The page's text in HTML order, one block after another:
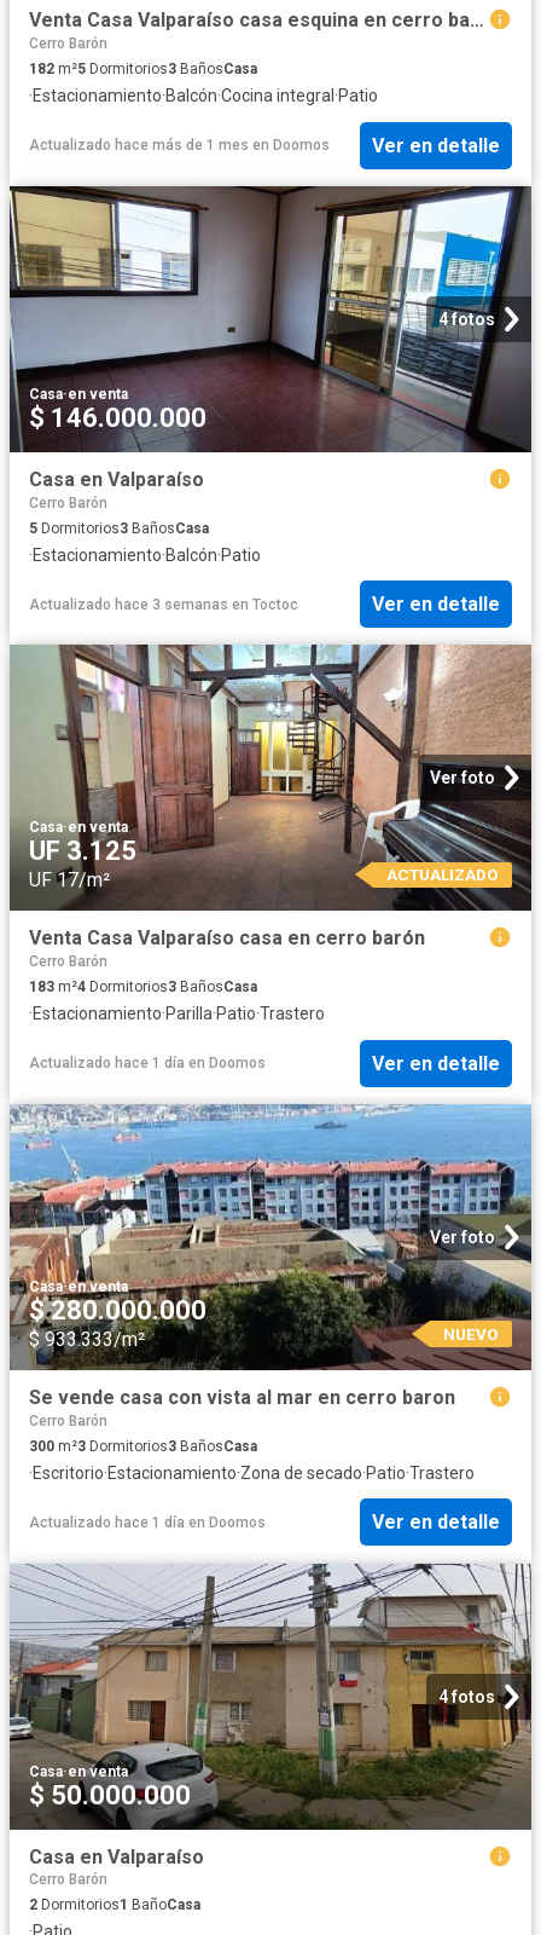
Venta Casa Valparaíso casa esquina en cerro barón
Cerro Barón
182 m²5 Dormitorios3 BañosCasa
·Estacionamiento·Balcón·Cocina integral ·Patio
Actualizado hace más de 1 mes en Doomos Ver en detalle
4 fotos
Casa·en venta
$ 146.000.000
Casa en Valparaíso
Cerro Barón
5 Dormitorios3 BañosCasa
·Estacionamiento·Balcón·Patio
Actualizado hace 3 semanas en Toctoc Ver en detalle
Ver foto
Casa·en venta
UF 3.125
UF 17/m² ACTUALIZADO
Venta Casa Valparaíso casa en cerro barón
Cerro Barón
183 m²4 Dormitorios3 BañosCasa
·Estacionamiento·Parilla·Patio·Trastero
Actualizado hace 1 día en Doomos Ver en detalle
Ver foto
Casa·en venta
$ 280.000.000
$ 933.333/m² NUEVO
Se vende casa con vista al mar en cerro baron
Cerro Barón
300 m²3 Dormitorios3 BañosCasa
·Escritorio·Estacionamiento·Zona de secado·Patio·Trastero
Actualizado hace 1 día en Doomos Ver en detalle
4 fotos
Casa·en venta
$ 50.000.000
Casa en Valparaíso
Cerro Barón
2 Dormitorios1 BañoCasa